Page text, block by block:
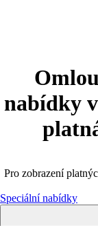
nabídky
Pro zobrazení
Speciální nabídky